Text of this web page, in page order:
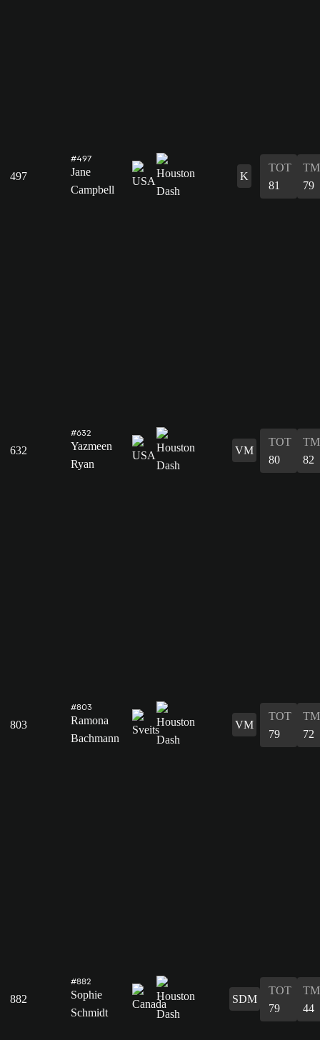
497
#497
Jane
Campbell
K
TOT
81
79
632
#632
Yazmeen
Ryan
VM
TOT
80
82
803
#803
Ramona
Bachmann
VM
TOT
79
72
882
#882
Sophie
Schmidt
SDM
TOT
79
44